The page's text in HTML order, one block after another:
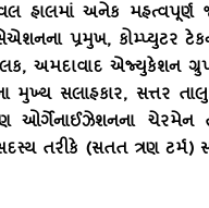
હાલમાં અનેક મહત્‍વપૂર્ણ
પ્રમુખ, કોમ્‍પ્‍યુટર
અમદાવાદ એજ્‍યુકેશન
મુખ્‍ય સલાહકાર, સત્તર
ઓર્ગેનાઈઝેશનના
તરીકે (સતત ત્રણ ટર્મ)